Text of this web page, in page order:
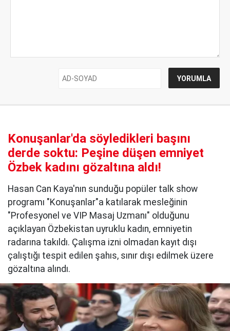
Konuşanlar'da söyledikleri başını
derde soktu: Peşine düşen emniyet
Özbek kadını gözaltına aldı!
Hasan Can Kaya'nın sunduğu popüler talk show
programı "Konuşanlar"a katılarak mesleğinin
"Profesyonel ve VIP Masaj Uzmanı" olduğunu
açıklayan Özbekistan uyruklu kadın, emniyetin
radarına takıldı. Çalışma izni olmadan kayıt dışı
çalıştığı tespit edilen şahıs, sınır dışı edilmek üzere
gözaltına alındı.